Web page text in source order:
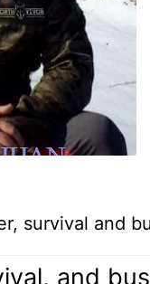
survival and
and